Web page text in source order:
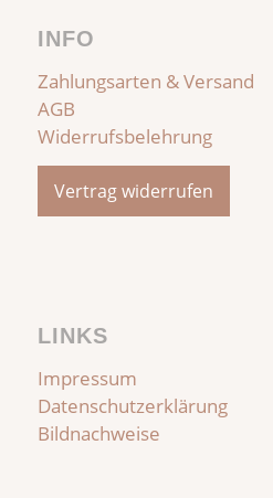
INFO
Zahlungsarten & Versand
AGB
Widerrufsbelehrung
Vertrag widerrufen
LINKS
Impressum
Datenschutzerklärung
Bildnachweise